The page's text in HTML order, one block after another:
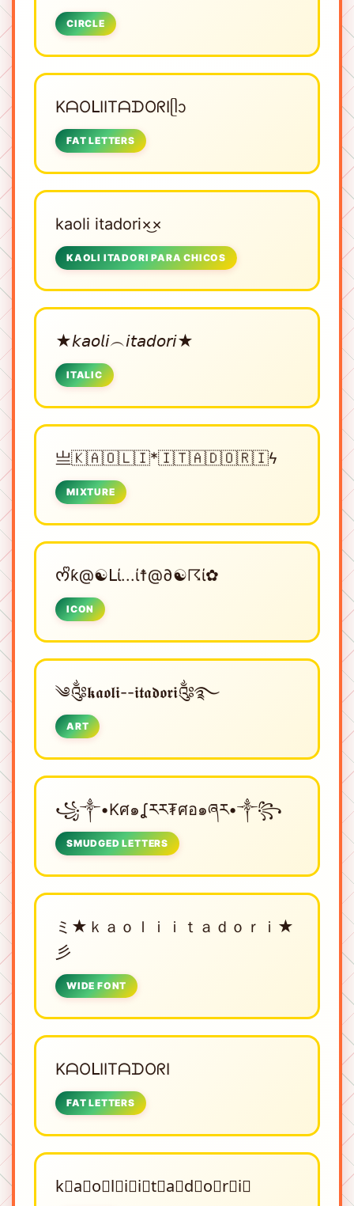
CIRCLE
KᗩOᒪIITᗩᗪOᖇIᥫᩣ
FAT LETTERS
kaoli itadori×͜×
KAOLI ITADORI PARA CHICOS
★𝘬𝘢𝘰𝘭𝘪︵𝘪𝘵𝘢𝘥𝘰𝘳𝘪★
ITALIC
亗🇰🇦🇴🇱🇮*🇮🇹🇦🇩🇴🇷🇮ϟ
MIXTURE
ᰔᩚƙ@☯ᒪί...ί☨@∂☯☈ί✿
ICON
༄༂𝖐𝖆𝖔𝖑𝖎--𝖎𝖙𝖆𝖉𝖔𝖗𝖎༂࿐
ART
꧁༒•Kศ๑ʆརར₮ศอ๑ཞར•༒꧂
SMUDGED LETTERS
ミ★ｋａｏｌｉｉｔａｄｏｒｉ★
彡
WIDE FONT
KᗩOᒪIITᗩᗪOᖇI
FAT LETTERS
k⃟a⃟o⃟l⃟i⃟i⃟t⃟a⃟d⃟o⃟r⃟i⃟